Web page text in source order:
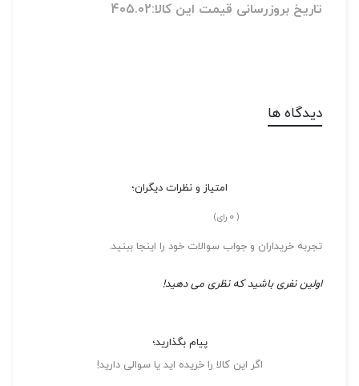
تاریخ بروزرسانی قیمت این کالا:405.02
دیدگاه ها
امتیاز و نظرات دیگران؛
(
0 رای)
تجربه خریداران و جواب سوالات خود را اینجا ببنید.
اولین نفری باشید که نظری می دهید!
پیام بگذارید؛
اگر این کالا را خریده اید یا سوالی دارید!